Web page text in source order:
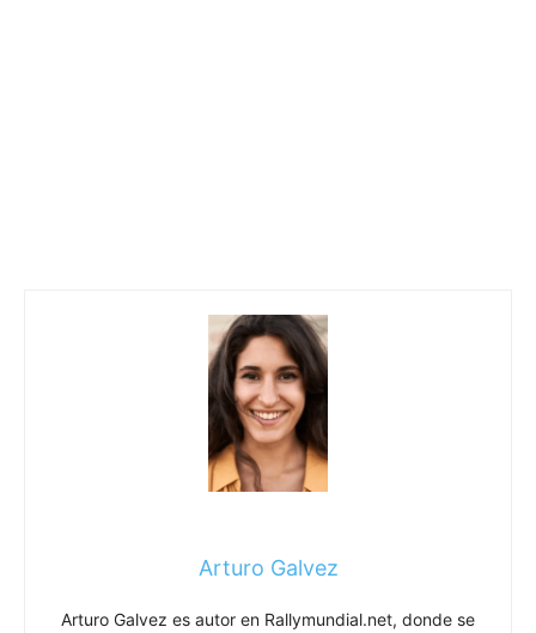
Arturo Galvez
Arturo Galvez es autor en Rallymundial.net, donde se